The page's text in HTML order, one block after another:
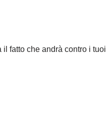
il fatto che andrà contro i tuoi